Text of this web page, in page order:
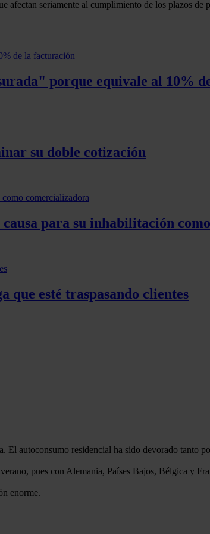
afectan seriamente al cumplimiento de los plazos
porque equivale al 10%
su doble cotización
para su inhabilitación
que esté traspasando clientes
autoconsumo residencial ha sido devorado tanto
pues con Alemania, Países Bajos, Bélgica y
enorme.